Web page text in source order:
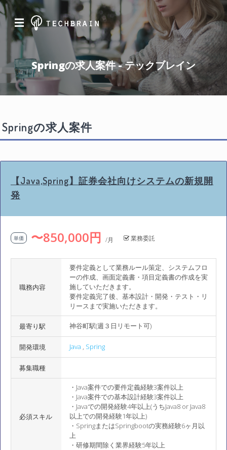
☰
Springの求人案件 - テックブレイン
Springの求人案件
【Java,Spring】証券会社向けシステムの新規開
発
単価 〜850,000円 /月 業務委託
職務内容
要件定義として業務ルール策定、システムフロ
ーの作成、画面定義書・項目定義書の作成を実
施していただきます。
要件定義完了後、基本設計・開発・テスト・リ
リースまで実施いただきます。
最寄り駅 神谷町駅(週３日リモート可)
開発環境 Java , Spring
募集職種
必須スキル
・Java案件での要件定義経験3案件以上
・Java案件での基本設計経験3案件以上
・Javaでの開発経験4年以上(うちJava8 or Java8
以上での開発経験1年以上)
・SpringまたはSpringbootの実務経験6ヶ月以
上
・研修期間除く業界経験5年以上